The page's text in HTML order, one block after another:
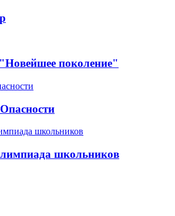
поколение"
школьников